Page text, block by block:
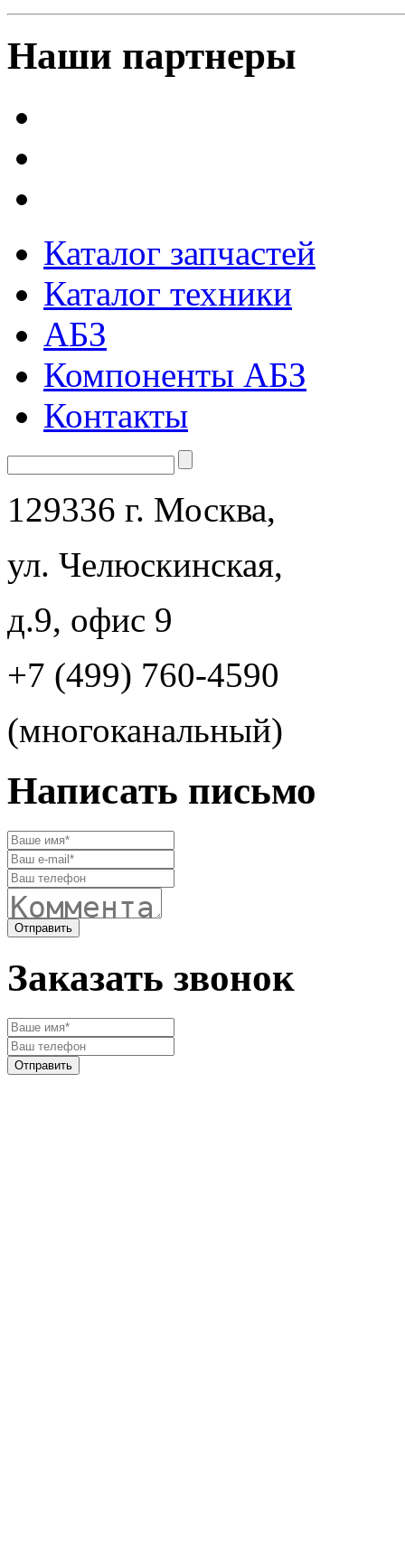
Наши партнеры
Каталог запчастей
Каталог техники
АБЗ
Компоненты АБЗ
Контакты
129336 г. Москва,
ул. Челюскинская,
д.9, офис 9
+7 (499) 760-4590
(многоканальный)
Написать письмо
Заказать звонок